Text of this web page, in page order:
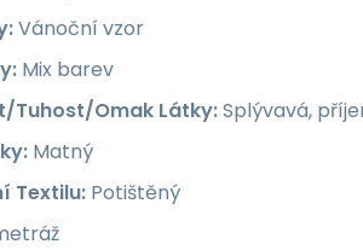
Vánoční vzor
Mix barev
Tuhost/Omak Látky:Splývavá,
Matný
Textilu: Potištěný